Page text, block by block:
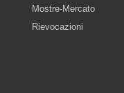
Mostre-Mercato
Rievocazioni